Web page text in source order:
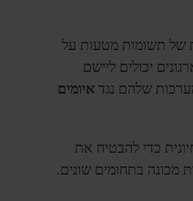
של תשומות מטעות על
יכולים ליישם
שלהם נגדאיומים
כדי להבטיח את
מכונה בתחומים שונים.